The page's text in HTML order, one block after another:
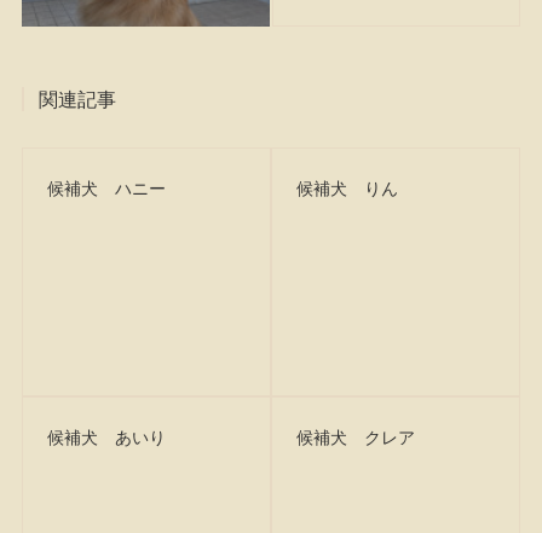
関連記事
候補犬 ハニー 候補犬 りん
候補犬 あいり 候補犬 クレア